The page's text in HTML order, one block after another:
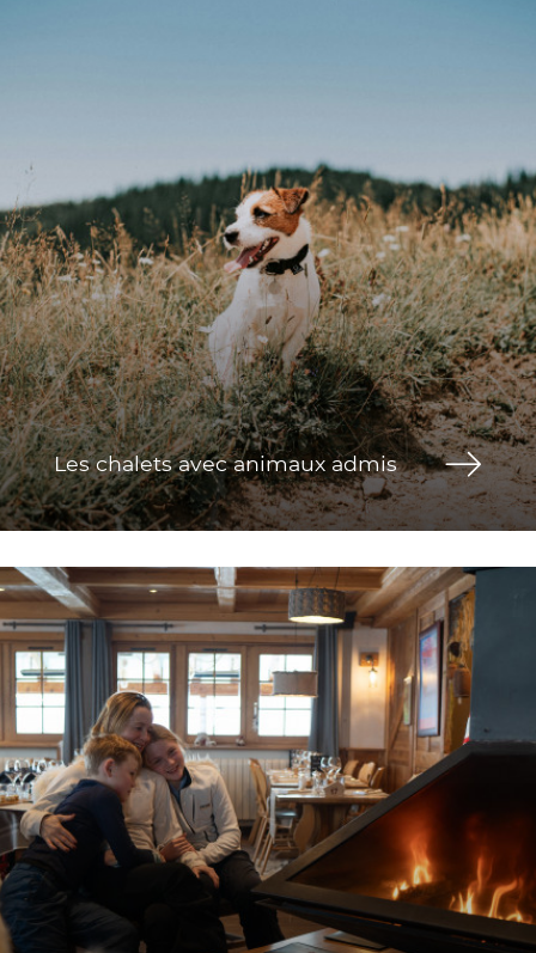
Les chalets avec animaux admis